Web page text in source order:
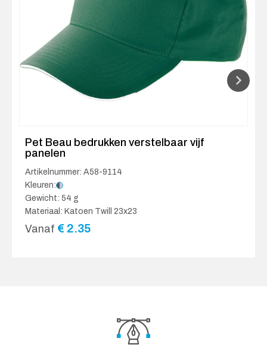
Pet Beau bedrukken verstelbaar vijf
panelen
Artikelnummer: A58-9114
Kleuren:
Gewicht: 54 g
Materiaal: Katoen Twill 23x23
Vanaf € 2.35